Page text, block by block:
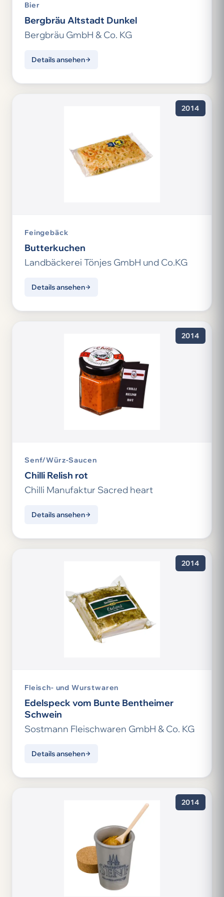
Bier
Bergbräu Altstadt Dunkel
Bergbräu GmbH & Co. KG
Details ansehen
2014
Feingebäck
Butterkuchen
Landbäckerei Tönjes GmbH und Co.KG
Details ansehen
2014
Senf/Würz-Saucen
Chilli Relish rot
Chilli Manufaktur Sacred heart
Details ansehen
2014
Fleisch- und Wurstwaren
Edelspeck vom Bunte Bentheimer
Schwein
Sostmann Fleischwaren GmbH & Co. KG
Details ansehen
2014